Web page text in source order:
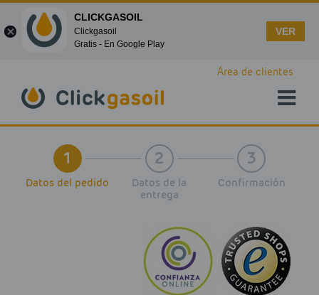
Área de clientes
1
Datos del pedido
2
Datos de la
entrega
3
Confirmación
CLICKGASOIL
Clickgasoil
Gratis - En Google Play
VER